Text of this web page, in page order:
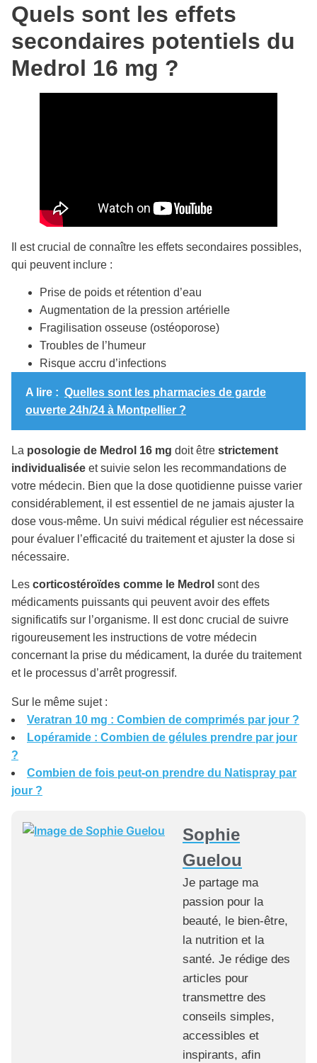
Quels sont les effets
secondaires potentiels du
Medrol 16 mg ?
Il est crucial de connaître les effets secondaires possibles,
qui peuvent inclure :
Prise de poids et rétention d’eau
Augmentation de la pression artérielle
Fragilisation osseuse (ostéoporose)
Troubles de l’humeur
Risque accru d’infections
A lire : Quelles sont les pharmacies de garde
ouverte 24h/24 à Montpellier ?
La posologie de Medrol 16 mg doit être strictement
individualisée et suivie selon les recommandations de
votre médecin. Bien que la dose quotidienne puisse varier
considérablement, il est essentiel de ne jamais ajuster la
dose vous-même. Un suivi médical régulier est nécessaire
pour évaluer l’efficacité du traitement et ajuster la dose si
nécessaire.
Les corticostéroïdes comme le Medrol sont des
médicaments puissants qui peuvent avoir des effets
significatifs sur l’organisme. Il est donc crucial de suivre
rigoureusement les instructions de votre médecin
concernant la prise du médicament, la durée du traitement
et le processus d’arrêt progressif.
Sur le même sujet :
Veratran 10 mg : Combien de comprimés par jour ?
Lopéramide : Combien de gélules prendre par jour
?
Combien de fois peut-on prendre du Natispray par
jour ?
Sophie
Guelou
Je partage ma
passion pour la
beauté, le bien-être,
la nutrition et la
santé. Je rédige des
articles pour
transmettre des
conseils simples,
accessibles et
inspirants, afin